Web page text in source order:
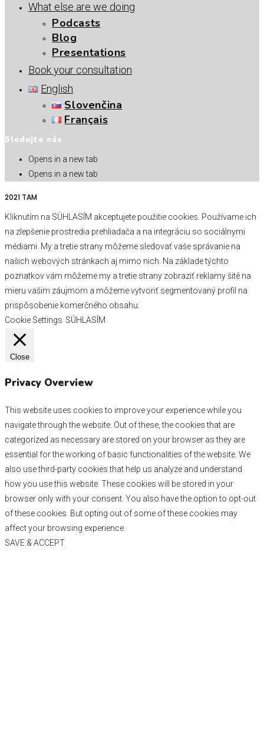
What else are we doing
Podcasts
Blog
Presentations
Book your consultation
English
Slovenčina
Français
Sledujte nás
Opens in a new tab
Opens in a new tab
2021 TAM
Kliknutím na SÚHLASÍM akceptujete použitie cookies. Používame ich
na zlepšenie prostredia prehliadača a na integráciu so sociálnymi
médiami. My a tretie strany môžeme sledovať vaše správanie na
našich webových stránkach aj mimo nich. Na základe týchto
poznatkov vám môžeme my a tretie strany zobraziť reklamy šité na
mieru vašim záujmom a môžeme vytvoriť segmentovaný profil na
prispôsobenie komerčného obsahu.
Cookie Settings SÚHLASÍM
Close
Privacy Overview
This website uses cookies to improve your experience while you
navigate through the website. Out of these, the cookies that are
categorized as necessary are stored on your browser as they are
essential for the working of basic functionalities of the website. We
also use third-party cookies that help us analyze and understand
how you use this website. These cookies will be stored in your
browser only with your consent. You also have the option to opt-out
of these cookies. But opting out of some of these cookies may
affect your browsing experience.
SAVE & ACCEPT